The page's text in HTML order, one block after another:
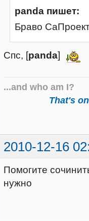
panda пишет:
Браво
Спс, [panda]
...and who am I?
That's
2010-12-16
Помогите
нужно